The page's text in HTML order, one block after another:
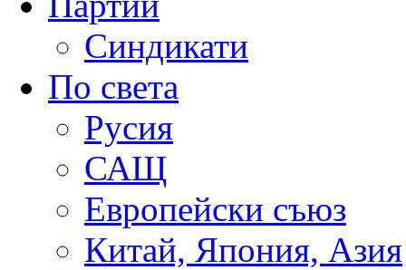
Синдикати
По света
Русия
САЩ
Европейски съюз
Китай, Япония, Азия